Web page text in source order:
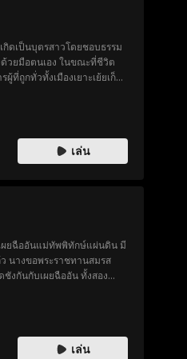
วยมือตนเอง ในขณะที่ชีวิต
ที่ถูกทั่วทั้งเมืองเยาะเย้ยเก็บ
นิดท่ามกลางศึกชิงอำนาจ องค์
นธิดาแห่งโชคปลอม มา
ารถูกเปิดโปง เสียนอ๋องขึ้น
เล่น
ผยฉืออันแม่ทัพพิทักษ์แผ่นดิน มี
นางขอพระราชทานสมรส
งกันกับเผยฉืออัน ทั้งสอง
ตไว้ก็เพื่อซวงเอ๋อร์พระ
เกิดใหม่ในวันที่นางไปทูลขอ
เล่น